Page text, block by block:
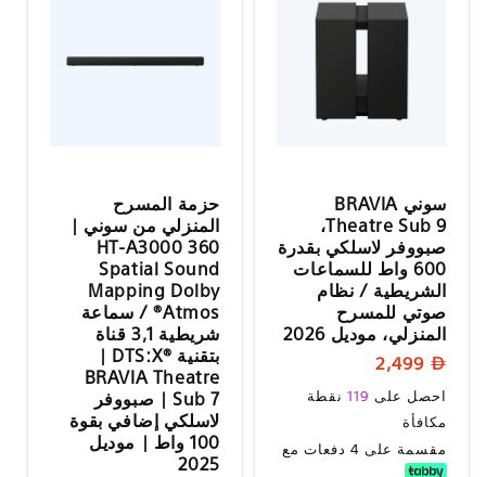
سوني BRAVIA
Theatre Sub 9،
صبووفر لاسلكي بقدرة
600 واط للسماعات
الشريطية / نظام
صوتي للمسرح
المنزلي، موديل 2026
السعر
العادي
السعر
العادي
احصل على 119 نقطة
مكافأة
مقسمة على 4 دفعات مع
حزمة المسرح
المنزلي من سوني |
HT-A3000 360
Spatial Sound
Mapping Dolby
Atmos® / سماعة
شريطية 3,1 قناة
بتقنية DTS:X®‎ |
‏BRAVIA Theatre
Sub 7 | صبووفر
لاسلكي إضافي بقوة
100 واط | موديل
2025